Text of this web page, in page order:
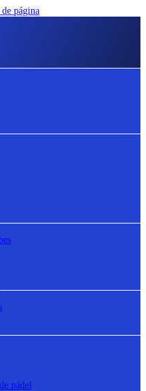
página
pádel